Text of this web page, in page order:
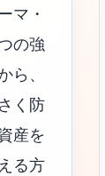
マ・
の強
ら、
く防
産を
る方